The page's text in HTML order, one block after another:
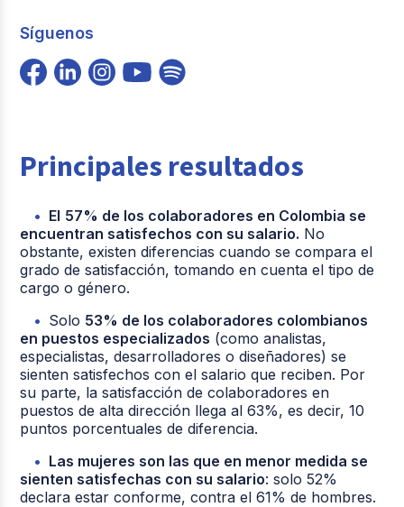
Síguenos
Principales resultados
El 57% de los colaboradores en Colombia se
encuentran satisfechos con su salario. No
obstante, existen diferencias cuando se compara el
grado de satisfacción, tomando en cuenta el tipo de
cargo o género.
Solo 53% de los colaboradores colombianos
en puestos especializados (como analistas,
especialistas, desarrolladores o diseñadores) se
sienten satisfechos con el salario que reciben. Por
su parte, la satisfacción de colaboradores en
puestos de alta dirección llega al 63%, es decir, 10
puntos porcentuales de diferencia.
Las mujeres son las que en menor medida se
sienten satisfechas con su salario: solo 52%
declara estar conforme, contra el 61% de hombres.